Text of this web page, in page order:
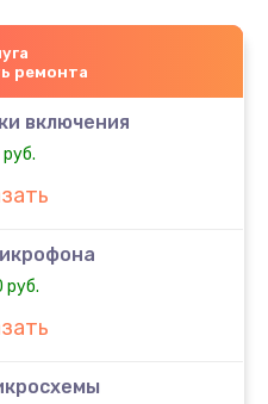
ремонта
включения
руб.